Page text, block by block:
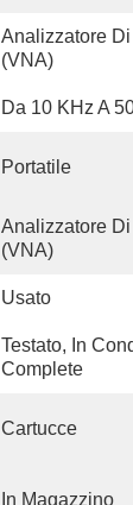
Analizzatore
(VNA)
Da 10 KHz A
Portatile
Analizzatore
(VNA)
Usato
Testato, In
Complete
Cartucce
In Magazzino